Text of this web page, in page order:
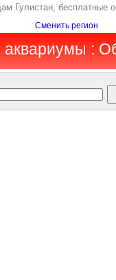
Гулистан, бесплатные
Сменить регион
аквариумы :